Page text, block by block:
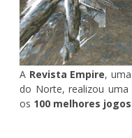
A Revista Empire,
do Norte, realizou uma
os 100 melhores